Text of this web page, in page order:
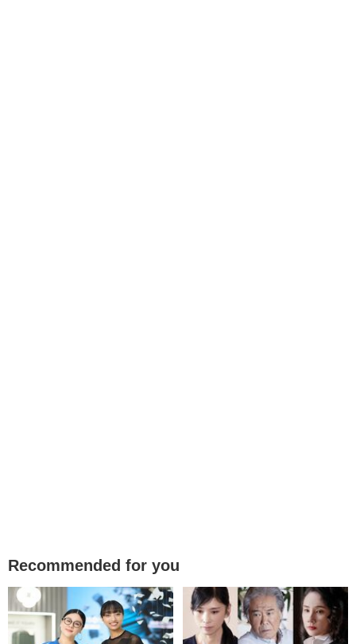
Recommended for you